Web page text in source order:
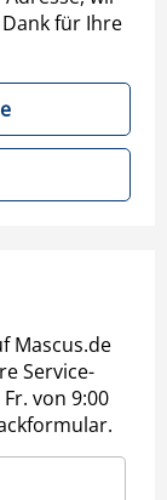
für Ihre
Mascus.de
Service-
von 9:00